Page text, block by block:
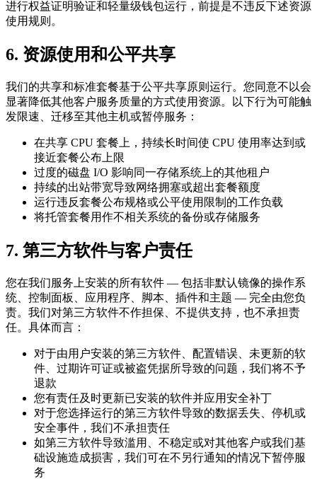
进行权益证明验证和轻量级钱包运行，前提是不违反下述资源
使用规则。
6. 资源使用和公平共享
我们的共享和标准套餐基于公平共享原则运行。您同意不以会
显著降低其他客户服务质量的方式使用资源。以下行为可能触
发限速、迁移至其他主机或暂停服务：
在共享 CPU 套餐上，持续长时间使 CPU 使用率达到或
接近套餐公布上限
过度的磁盘 I/O 影响同一存储系统上的其他租户
持续的出站带宽导致网络拥塞或超出套餐额度
运行违反套餐公布规格或公平使用限制的工作负载
将托管套餐用作不相关系统的备份或存储服务
7. 第三方软件与客户责任
您在我们服务上安装的所有软件 — 包括非默认镜像的操作系
统、控制面板、应用程序、脚本、插件和主题 — 完全由您负
责。我们对第三方软件不作担保、不提供支持，也不承担责
任。具体而言：
对于由用户安装的第三方软件、配置错误、未更新的软
件、过期许可证或被盗凭据所导致的问题，我们将不予
退款
您有责任及时更新已安装的软件并应用安全补丁
对于您选择运行的第三方软件导致的数据丢失、停机或
安全事件，我们不承担责任
如第三方软件导致滥用、不稳定或对其他客户或我们基
础设施造成损害，我们可在不另行通知的情况下暂停服
务